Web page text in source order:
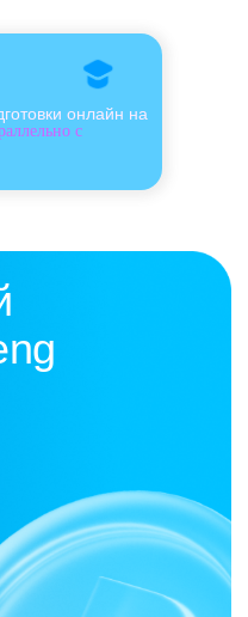
онлайн на
с
онлайн-
заданий,
скрытых
и его